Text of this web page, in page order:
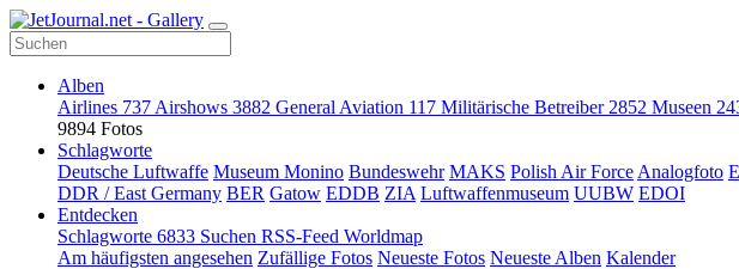
Alben
Airlines 737 Airshows 3882 General Aviation 117 Militärische Betreiber 2852 Museen
9894 Fotos
Schlagworte
Deutsche Luftwaffe Museum Monino Bundeswehr MAKS Polish Air Force Analogfoto
DDR / East Germany BER Gatow EDDB ZIA Luftwaffenmuseum UUBW EDOI
Entdecken
Schlagworte 6833 Suchen RSS-Feed Worldmap
Am häufigsten angesehen Zufällige Fotos Neueste Fotos Neueste Alben Kalender